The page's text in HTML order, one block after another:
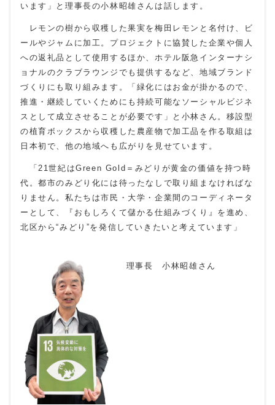
います」と理事長の小林昭雄さんは話します。
レモンの樹から収穫した果実を梅田レモンと名付け、ビ
ールやジャムに加工。プロジェクトに協賛した企業や個人
への返礼品として使用するほか、ホテル阪急インターナシ
ョナルのクラブラウンジでも提供するなど、地域ブランド
づくりにも取り組みます。「緑化にはお金が掛かるので、
推進・継続していくためにも持続可能なソーシャルビジネ
スとして成立させることが必要です」と小林さん。移設型
の植育ボックスから収穫した農産物で加工品を作る取組は
日本初で、他の地域へも広がりを見せています。
「 21世紀はGreen Gold ＝みどりが黄金の価値を持つ時
代。都市のみどり化には待ったなしで取り組まなければな
りません。私たちは市民・大学・企業間のコーディネータ
ーとして、『おもしろくて儲かる仕組みづくり』を進め、
北区から“みどり”を発信していきたいと考えています」
理事長 小林昭雄さん